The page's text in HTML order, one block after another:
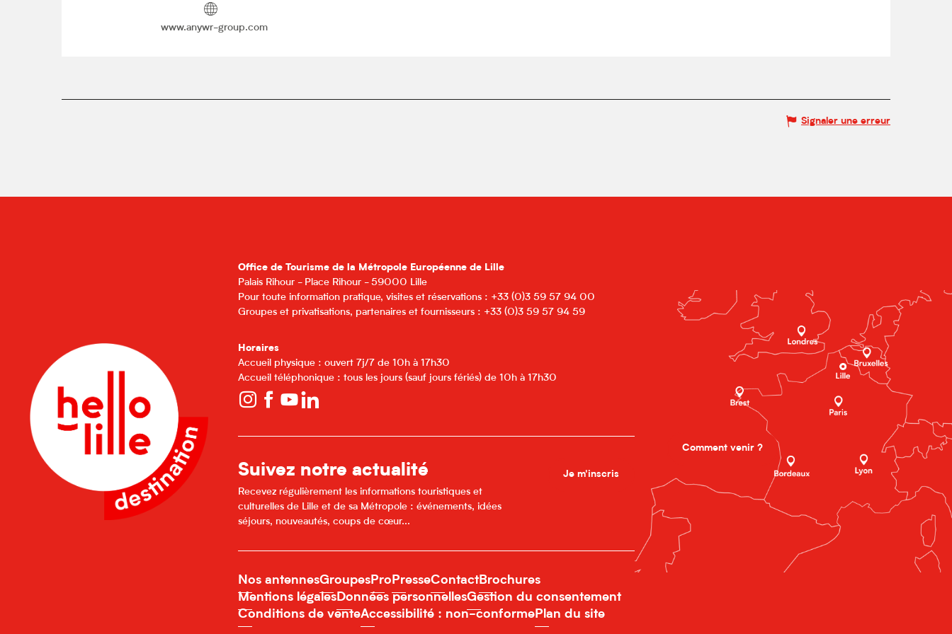
www.anywr-group.com
Signaler une erreur
Office de Tourisme de la Métropole Européenne de Lille
Palais Rihour - Place Rihour - 59000 Lille
Pour toute information pratique, visites et réservations : +33 (0)3 59 57 94 00
Groupes et privatisations, partenaires et fournisseurs : +33 (0)3 59 57 94 59
Horaires
Accueil physique : ouvert 7j/7 de 10h à 17h30
Accueil téléphonique : tous les jours (sauf jours fériés) de 10h à 17h30
Suivez notre actualité
Recevez régulièrement les informations touristiques et
culturelles de Lille et de sa Métropole : événements, idées
séjours, nouveautés, coups de cœur...
Je m'inscris
Nos antennesGroupes Pro PresseContactBrochures
Mentions légales Données personnellesGestion du consentement
Conditions de venteAccessibilité : non-conforme Plan du site
Comment venir ?